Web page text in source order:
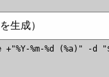
生成）
%m-%d (%a)" -d